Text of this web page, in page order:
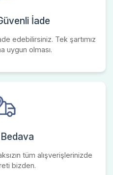
İade
edebilirsiniz. Tek şartımız
uygun olması.
tüm alışverişlerinizde
bizden.